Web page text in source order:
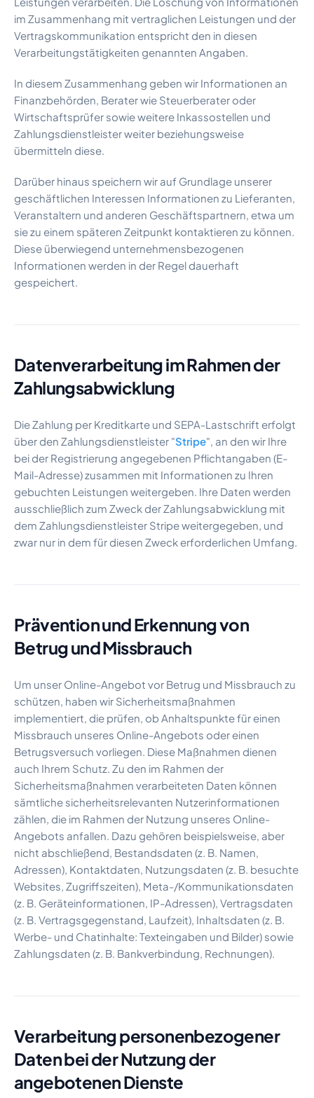
im Zusammenhang mit vertraglichen Leistungen und der
Vertragskommunikation entspricht den in diesen
Verarbeitungstätigkeiten genannten Angaben.
In diesem Zusammenhang geben wir Informationen an
Finanzbehörden, Berater wie Steuerberater oder
Wirtschaftsprüfer sowie weitere Inkassostellen und
Zahlungsdienstleister weiter beziehungsweise
übermitteln diese.
Darüber hinaus speichern wir auf Grundlage unserer
geschäftlichen Interessen Informationen zu Lieferanten,
Veranstaltern und anderen Geschäftspartnern, etwa um
sie zu einem späteren Zeitpunkt kontaktieren zu können.
Diese überwiegend unternehmensbezogenen
Informationen werden in der Regel dauerhaft
gespeichert.
Datenverarbeitung im Rahmen der
Zahlungsabwicklung
Die Zahlung per Kreditkarte und SEPA-Lastschrift erfolgt
über den Zahlungsdienstleister "Stripe", an den wir Ihre
bei der Registrierung angegebenen Pflichtangaben (E-
Mail-Adresse) zusammen mit Informationen zu Ihren
gebuchten Leistungen weitergeben. Ihre Daten werden
ausschließlich zum Zweck der Zahlungsabwicklung mit
dem Zahlungsdienstleister Stripe weitergegeben, und
zwar nur in dem für diesen Zweck erforderlichen Umfang.
Prävention und Erkennung von
Betrug und Missbrauch
Um unser Online-Angebot vor Betrug und Missbrauch zu
schützen, haben wir Sicherheitsmaßnahmen
implementiert, die prüfen, ob Anhaltspunkte für einen
Missbrauch unseres Online-Angebots oder einen
Betrugsversuch vorliegen. Diese Maßnahmen dienen
auch Ihrem Schutz. Zu den im Rahmen der
Sicherheitsmaßnahmen verarbeiteten Daten können
sämtliche sicherheitsrelevanten Nutzerinformationen
zählen, die im Rahmen der Nutzung unseres Online-
Angebots anfallen. Dazu gehören beispielsweise, aber
nicht abschließend, Bestandsdaten (z. B. Namen,
Adressen), Kontaktdaten, Nutzungsdaten (z. B. besuchte
Websites, Zugriffszeiten), Meta-/Kommunikationsdaten
(z. B. Geräteinformationen, IP-Adressen), Vertragsdaten
(z. B. Vertragsgegenstand, Laufzeit), Inhaltsdaten (z. B.
Werbe- und Chatinhalte: Texteingaben und Bilder) sowie
Zahlungsdaten (z. B. Bankverbindung, Rechnungen).
Verarbeitung personenbezogener
Daten bei der Nutzung der
angebotenen Dienste